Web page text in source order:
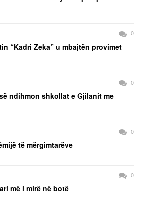
0
“Kadri Zeka” u mbajtën provimet
0
ndihmon shkollat e Gjilanit me
0
të mërgimtarëve
0
më i mirë në botë